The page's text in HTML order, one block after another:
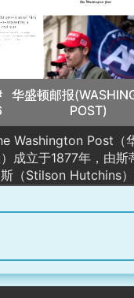
媒到数字媒体的深度转
用以重大国际/美国
式编排，穿插深度报
栏、数据新闻、图片与
图表与实时直播，并
Trending”等受
题集合。平台围绕政治
文化、生活方式等板
，重大事件通常设立专
、核心人物、关键文
形成权威的多维信息
华盛顿邮报
POST)
Washington Post（
成立于1877年，由斯
（Stilson Hutchins）
政治新闻的深入报道
著称。网站自1996年
全球访问量较大的新闻
即时新闻、深度调查
章。尤其是在美国政